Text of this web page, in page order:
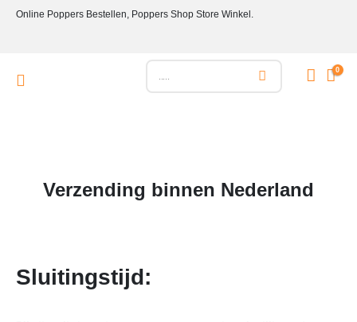
Online Poppers Bestellen, Poppers Shop Store Winkel.
0
Verzending binnen Nederland
Sluitingstijd: